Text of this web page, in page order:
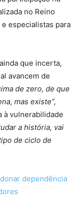
no Reino
especialistas para
que incerta,
avancem de
de zero, de que
mas existe”,
à vulnerabilidade
a história, vai
de ciclo de
dependência